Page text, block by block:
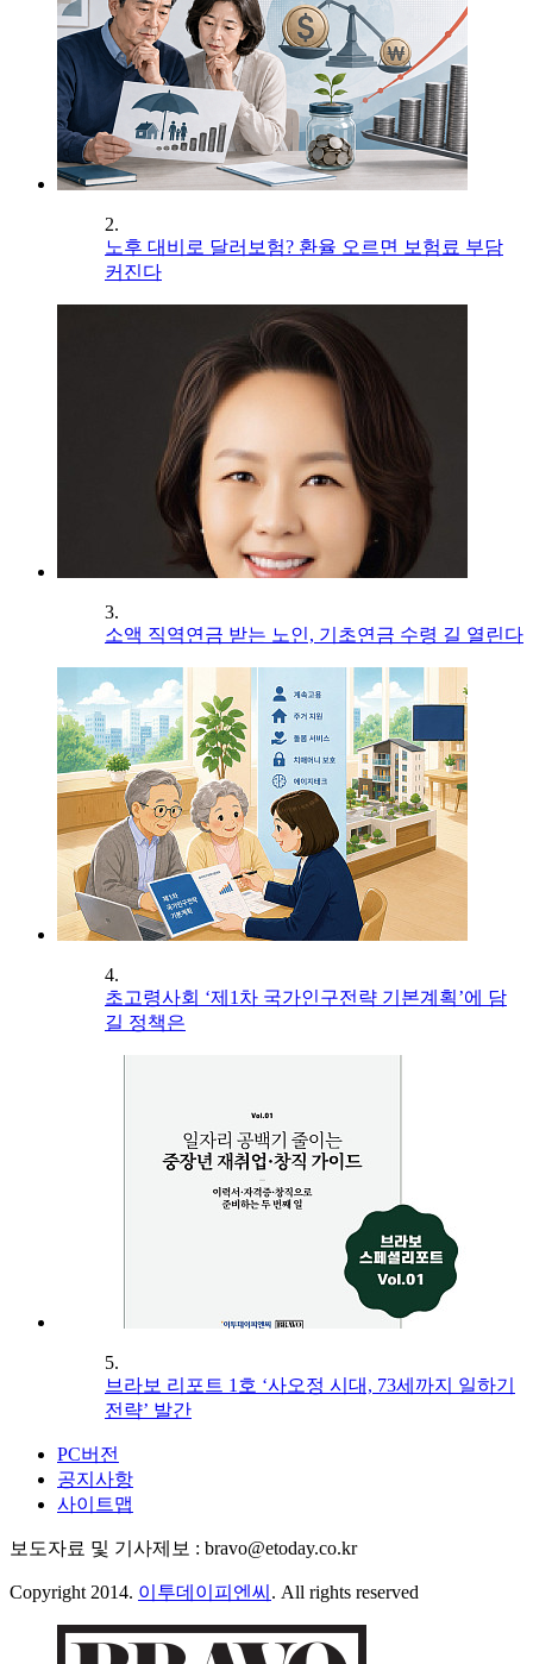
2.
노후 대비로 달러보험? 환율 오르면 보험료 부담
커진다
3.
소액 직역연금 받는 노인, 기초연금 수령 길 열린다
4.
초고령사회 ‘제1차 국가인구전략 기본계획’에 담
길 정책은
5.
브라보 리포트 1호 ‘사오정 시대, 73세까지 일하기
전략’ 발간
PC버전
공지사항
사이트맵
보도자료 및 기사제보 : bravo@etoday.co.kr
Copyright 2014. 이투데이피엔씨 . All rights reserved